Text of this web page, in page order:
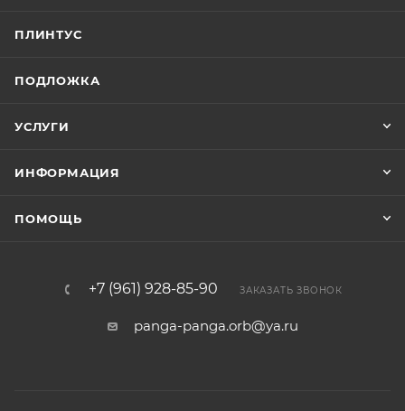
ПЛИНТУС
ПОДЛОЖКА
УСЛУГИ
ИНФОРМАЦИЯ
ПОМОЩЬ
+7 (961) 928-85-90 ЗАКАЗАТЬ ЗВОНОК
panga-panga.orb@ya.ru